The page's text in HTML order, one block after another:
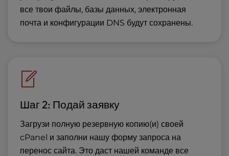
все твои файлы, базы данных, электронная
почта и конфигурации DNS будут сохранены.
Шаг 2: Подай заявку
Загрузи полную резервную копию(и) своей
cPanel и заполни нашу форму запроса на
перенос сайта. Это даст нашей команде все